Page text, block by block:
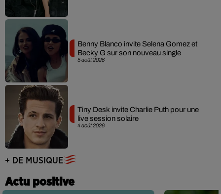
5 août 2026
Benny Blanco invite Selena Gomez et
Becky G sur son nouveau single
4 août 2026
Tiny Desk invite Charlie Puth pour une
live session solaire
+ DE MUSIQUE
Actu positive